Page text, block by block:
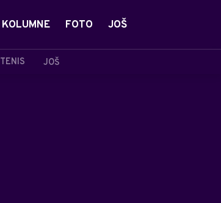
TENIS JOŠ
KOLUMNE FOTO JOŠ